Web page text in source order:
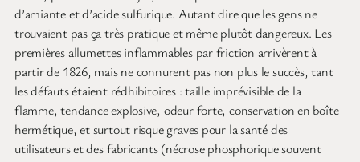
d’amiante et d’acide sulfurique. Autant dire que les gens ne
trouvaient pas ça très pratique et même plutôt dangereux. Les
premières allumettes inflammables par friction arrivèrent à
partir de 1826, mais ne connurent pas non plus le succès, tant
les défauts étaient rédhibitoires : taille imprévisible de la
flamme, tendance explosive, odeur forte, conservation en boîte
hermétique, et surtout risque graves pour la santé des
utilisateurs et des fabricants (nécrose phosphorique souvent